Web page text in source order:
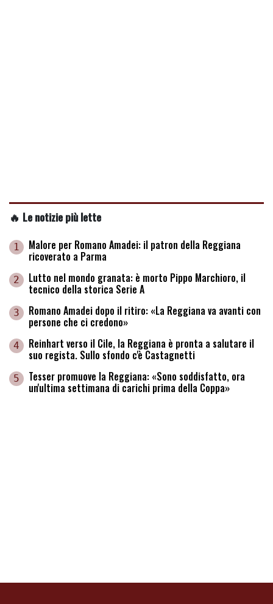
🔥 Le notizie più lette
1 Malore per Romano Amadei: il patron della Reggiana
ricoverato a Parma
2 Lutto nel mondo granata: è morto Pippo Marchioro, il
tecnico della storica Serie A
3 Romano Amadei dopo il ritiro: «La Reggiana va avanti con
persone che ci credono»
4 Reinhart verso il Cile, la Reggiana è pronta a salutare il
suo regista. Sullo sfondo c'è Castagnetti
5 Tesser promuove la Reggiana: «Sono soddisfatto, ora
un'ultima settimana di carichi prima della Coppa»